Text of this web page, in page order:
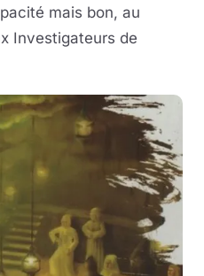
mais bon, au
Investigateurs de